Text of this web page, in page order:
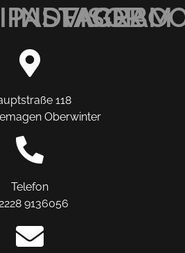
INSTAGRAM
118
Oberwinter
Telefon
9136056